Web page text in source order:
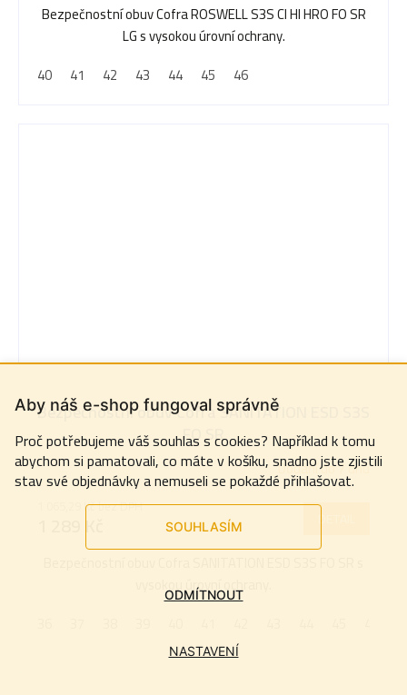
Aby náš e-shop fungoval správně
Proč potřebujeme váš souhlas s cookies? Například k tomu
abychom si pamatovali, co máte v košíku, snadno jste zjistili
stav své objednávky a nemuseli se pokaždé přihlašovat.
SOUHLASÍM
NASTAVENÍ
ODMÍTNOUT
Bezpečnostní obuv Cofra ROSWELL S3S CI HI HRO FO SR
LG s vysokou úrovní ochrany.
40
41 42 43 44 45 46
Bezpečnostní obuv Cofra SANITATION ESD S3S
FO SR
Dodání do 7 dnů
1 065,29 Kč bez DPH
vysokou úrovní ochrany.